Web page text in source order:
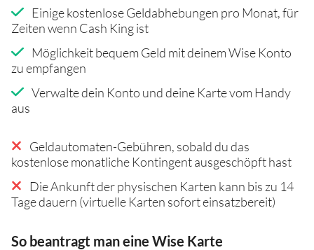
Einige kostenlose Geldabhebungen pro Monat, für
Zeiten wenn Cash King ist
Möglichkeit bequem Geld mit deinem Wise Konto
zu empfangen
Verwalte dein Konto und deine Karte vom Handy
aus
Geldautomaten-Gebühren, sobald du das
kostenlose monatliche Kontingent ausgeschöpft hast
Die Ankunft der physischen Karten kann bis zu 14
Tage dauern (virtuelle Karten sofort einsatzbereit)
So beantragt man eine Wise Karte